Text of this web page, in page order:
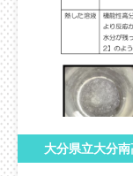
大分県立大分